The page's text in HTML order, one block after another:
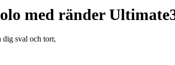
med ränder
sval och torr,